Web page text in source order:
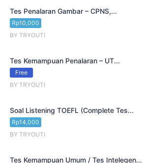
Tes Penalaran Gambar – CPNS,...
Rp10,000
BY TRYOUTI
Tes Kemampuan Penalaran – UT...
Free
BY TRYOUTI
Soal Listening TOEFL (Complete Tes...
Rp14,000
BY TRYOUTI
Tes Kemampuan Umum / Tes Intelegen...